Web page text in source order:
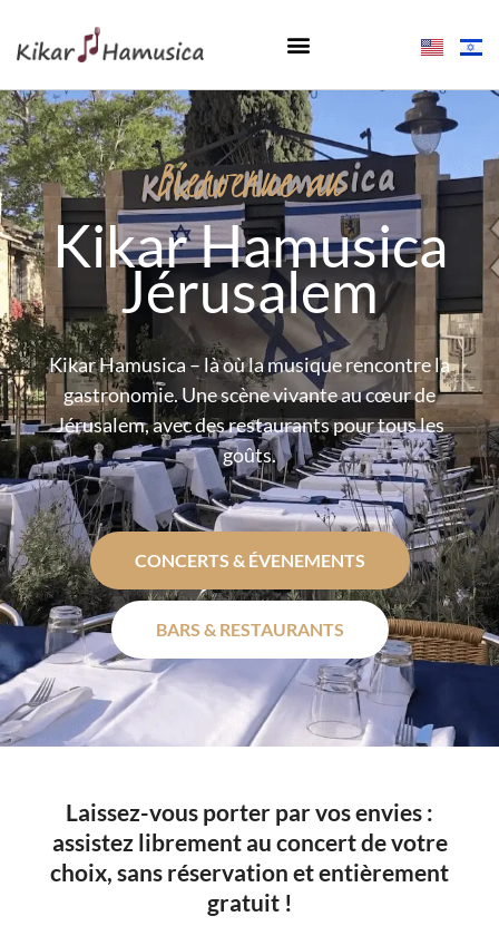
Bienvenue au
Kikar Hamusica
Jérusalem
Kikar Hamusica – là où la musique rencontre la
gastronomie. Une scène vivante au cœur de
Jérusalem, avec des restaurants pour tous les
goûts.
CONCERTS & ÉVENEMENTS
BARS & RESTAURANTS
Laissez-vous porter par vos envies :
assistez librement au concert de votre
choix, sans réservation et entièrement
gratuit !